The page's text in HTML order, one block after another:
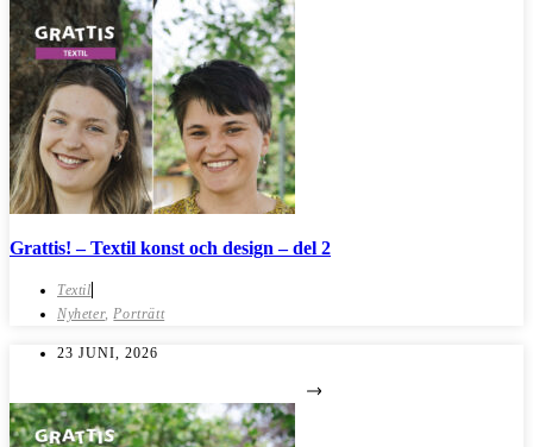
Grattis! – Textil konst och design – del 2
Textil
Nyheter, Porträtt
23 JUNI, 2026